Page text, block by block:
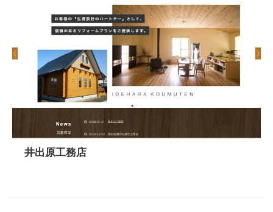
井出原工務店